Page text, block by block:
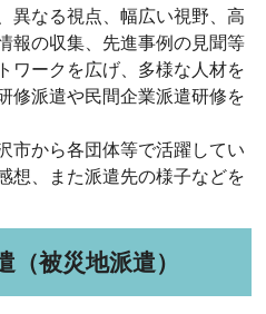
異なる視点、幅広い視野、高
報の収集、先進事例の見聞等
ワークを広げ、多様な人材を
修派遣や民間企業派遣研修を
市から各団体等で活躍してい
想、また派遣先の様子などを
（被災地派遣）